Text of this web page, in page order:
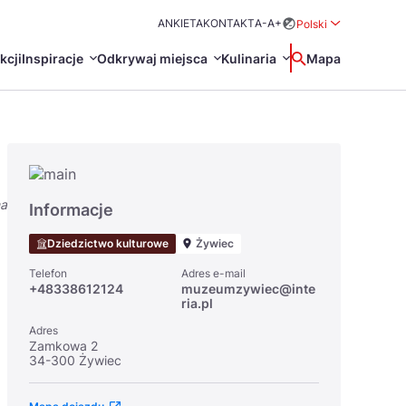
ANKIETAKONTAKTA-A+
Polski
Inspiracje
Certyfikaty POT
Odkrywaj miejsca
Turystyczne
Kulinaria
Restauracje Michelin
Wyszukaj
Mapa
Svenska
Informacje
Dziedzictwo kulturowe Żywiec
Telefon
+48338612124
Adres e-mail
muzeumzywiec@inte
ria.pl
Adres
Zamkowa 2
34-300 Żywiec